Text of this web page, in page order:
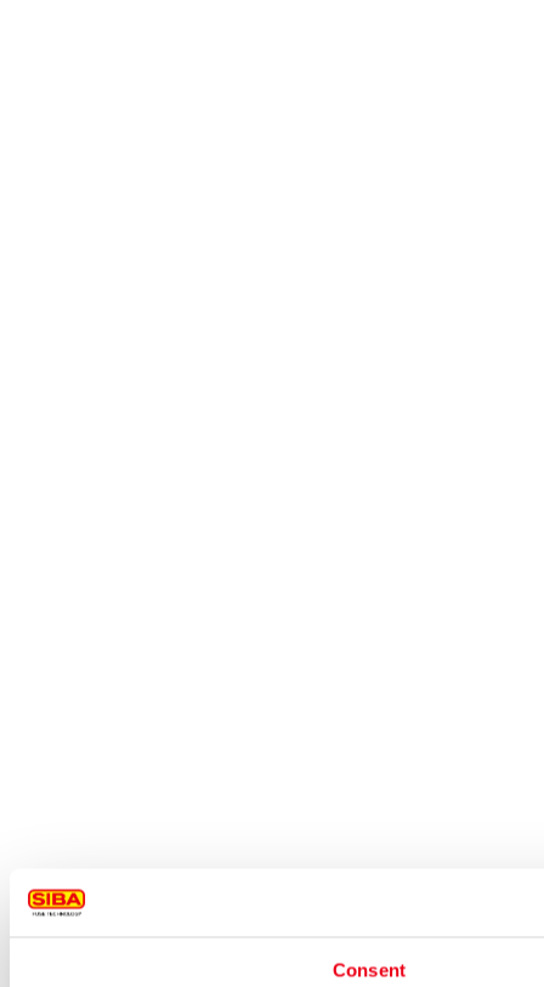
Consent